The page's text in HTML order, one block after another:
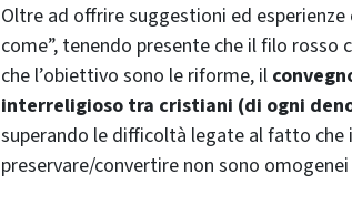
Oltre ad offrire suggestioni ed
come”, tenendo presente che il filo
che l’obiettivo sono le riforme, il
interreligioso tra cristiani (di ogni
superando le difficoltà legate al fatto
preservare/convertire non sono